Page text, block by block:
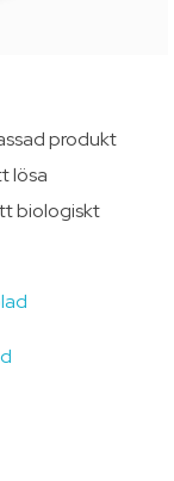
produkt
lösa
biologiskt